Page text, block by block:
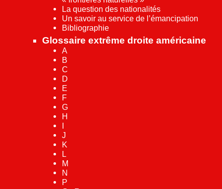
La question des nationalités
Un savoir au service de l’émancipation
Bibliographie
Glossaire extrême droite américaine
A
B
C
D
E
F
G
H
I
J
K
L
M
N
P